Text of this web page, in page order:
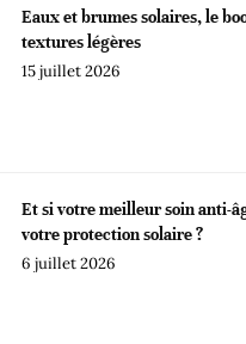
Eaux et brumes solaires, le
textures légères
15 juillet 2026
Et si votre meilleur soin anti-
votre protection solaire ?
6 juillet 2026